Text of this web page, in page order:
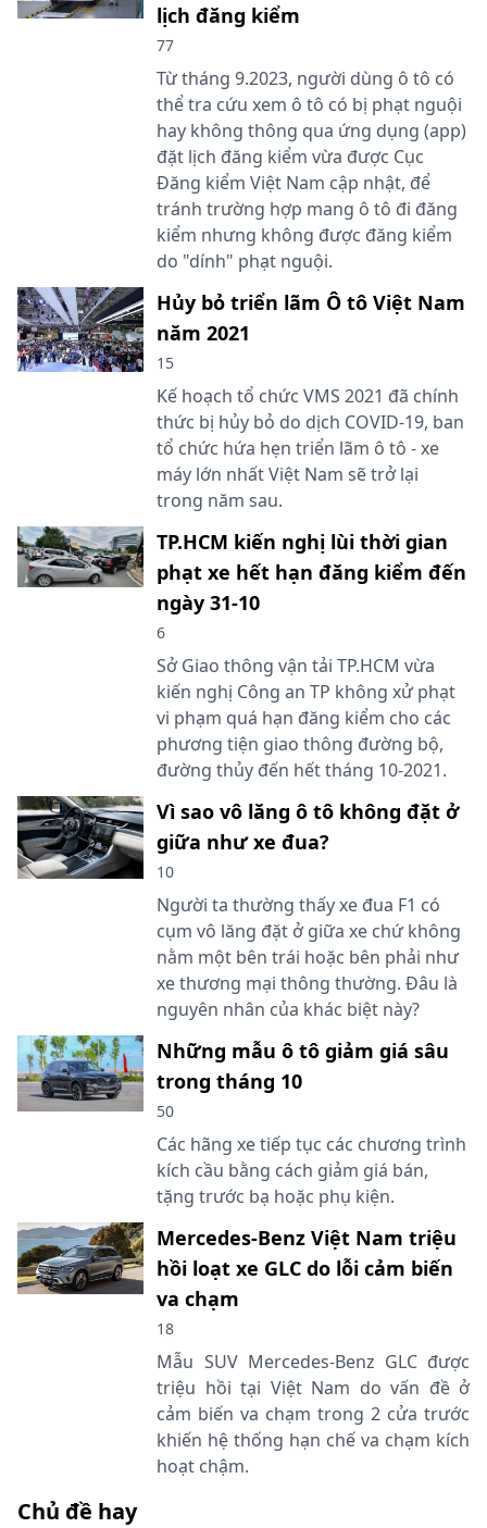
lịch đăng kiểm
77
Từ tháng 9.2023, người dùng ô tô có
thể tra cứu xem ô tô có bị phạt nguội
hay không thông qua ứng dụng (app)
đặt lịch đăng kiểm vừa được Cục
Đăng kiểm Việt Nam cập nhật, để
tránh trường hợp mang ô tô đi đăng
kiểm nhưng không được đăng kiểm
do "dính" phạt nguội.
Hủy bỏ triển lãm Ô tô Việt Nam
năm 2021
15
Kế hoạch tổ chức VMS 2021 đã chính
thức bị hủy bỏ do dịch COVID-19, ban
tổ chức hứa hẹn triển lãm ô tô - xe
máy lớn nhất Việt Nam sẽ trở lại
trong năm sau.
TP.HCM kiến nghị lùi thời gian
phạt xe hết hạn đăng kiểm đến
ngày 31-10
6
Sở Giao thông vận tải TP.HCM vừa
kiến nghị Công an TP không xử phạt
vi phạm quá hạn đăng kiểm cho các
phương tiện giao thông đường bộ,
đường thủy đến hết tháng 10-2021.
Vì sao vô lăng ô tô không đặt ở
giữa như xe đua?
10
Người ta thường thấy xe đua F1 có
cụm vô lăng đặt ở giữa xe chứ không
nằm một bên trái hoặc bên phải như
xe thương mại thông thường. Đâu là
nguyên nhân của khác biệt này?
Những mẫu ô tô giảm giá sâu
trong tháng 10
50
Các hãng xe tiếp tục các chương trình
kích cầu bằng cách giảm giá bán,
tặng trước bạ hoặc phụ kiện.
Mercedes-Benz Việt Nam triệu
hồi loạt xe GLC do lỗi cảm biến
va chạm
18
Mẫu SUV Mercedes-Benz GLC được
triệu hồi tại Việt Nam do vấn đề ở
cảm biến va chạm trong 2 cửa trước
khiến hệ thống hạn chế va chạm kích
hoạt chậm.
Chủ đề hay